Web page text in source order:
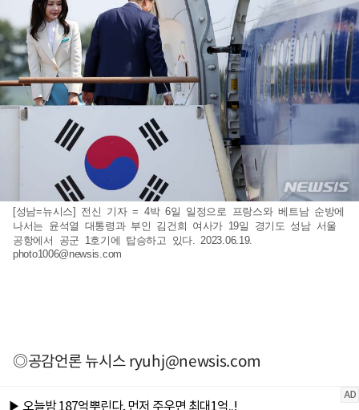
[성남=뉴시스] 전신 기자 = 4박 6일 일정으로 프랑스와 베트남 순방에
나서는 윤석열 대통령과 부인 김건희 여사가 19일 경기도 성남 서울
공항에서 공군 1호기에 탑승하고 있다. 2023.06.19.
photo1006@newsis.com
◎공감언론 뉴시스ryuhj@newsis.com